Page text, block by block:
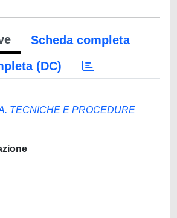
Scheda completa
(DC)
TECNICHE E PROCEDURE